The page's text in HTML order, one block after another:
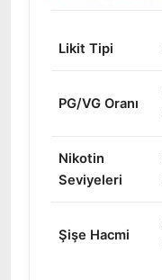
Likit Tipi
PG/VG Oranı
Nikotin
Seviyeleri
Şişe Hacmi